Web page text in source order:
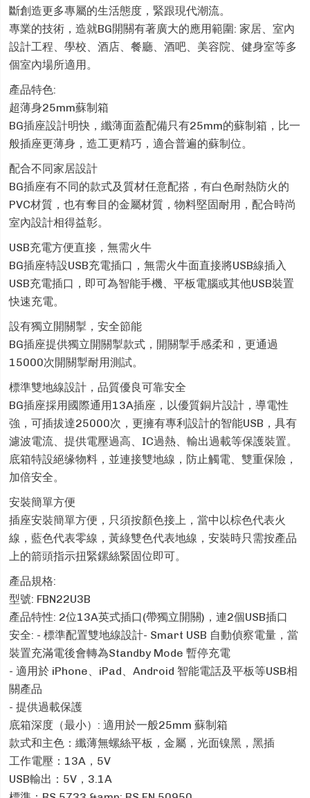
斷創造更多專屬的生活態度，緊跟現代潮流。
專業的技術，造就BG開關有著廣大的應用範圍: 家居、室內
設計工程、學校、酒店、餐廳、酒吧、美容院、健身室等多
個室內場所適用。
產品特色:
超薄身25mm蘇制箱
BG插座設計明快，纖薄面蓋配備只有25mm的蘇制箱，比一
般插座更薄身，造工更精巧，適合普遍的蘇制位。
配合不同家居設計
BG插座有不同的款式及質材任意配搭，有白色耐熱防火的
PVC材質，也有奪目的金屬材質，物料堅固耐用，配合時尚
室內設計相得益彰。
USB充電方便直接，無需火牛
BG插座特設USB充電插口，無需火牛面直接將USB線插入
USB充電插口，即可為智能手機、平板電腦或其他USB裝置
快速充電。
設有獨立開關掣，安全節能
BG插座提供獨立開關掣款式，開關掣手感柔和，更通過
15000次開關掣耐用測試。
標準雙地線設計，品質優良可靠安全
BG插座採用國際通用13A插座，以優質銅片設計，導電性
強，可插拔達25000次，更擁有專利設計的智能USB，具有
濾波電流、提供電壓過高、IC過熱、輸出過載等保護裝置。
底箱特設絕缘物料，並連接雙地線，防止觸電、雙重保險，
加倍安全。
安裝簡單方便
插座安裝簡單方便，只須按顏色接上，當中以棕色代表火
線，藍色代表零線，黃綠雙色代表地線，安裝時只需按產品
上的箭頭指示扭緊鏍絲緊固位即可。
產品規格:
型號: FBN22U3B
產品特性: 2位13A英式插口(帶獨立開關)，連2個USB插口
安全: - 標準配置雙地線設計- Smart USB 自動偵察電量，當
裝置充滿電後會轉為Standby Mode 暫停充電
- 適用於 iPhone、iPad、Android 智能電話及平板等USB相
關產品
- 提供過載保護
底箱深度（最小）: 適用於一般25mm 蘇制箱
款式和主色：纖薄無螺絲平板，金屬，光面镍黑，黑插
工作電壓：13A，5V
USB輸出：5V，3.1A